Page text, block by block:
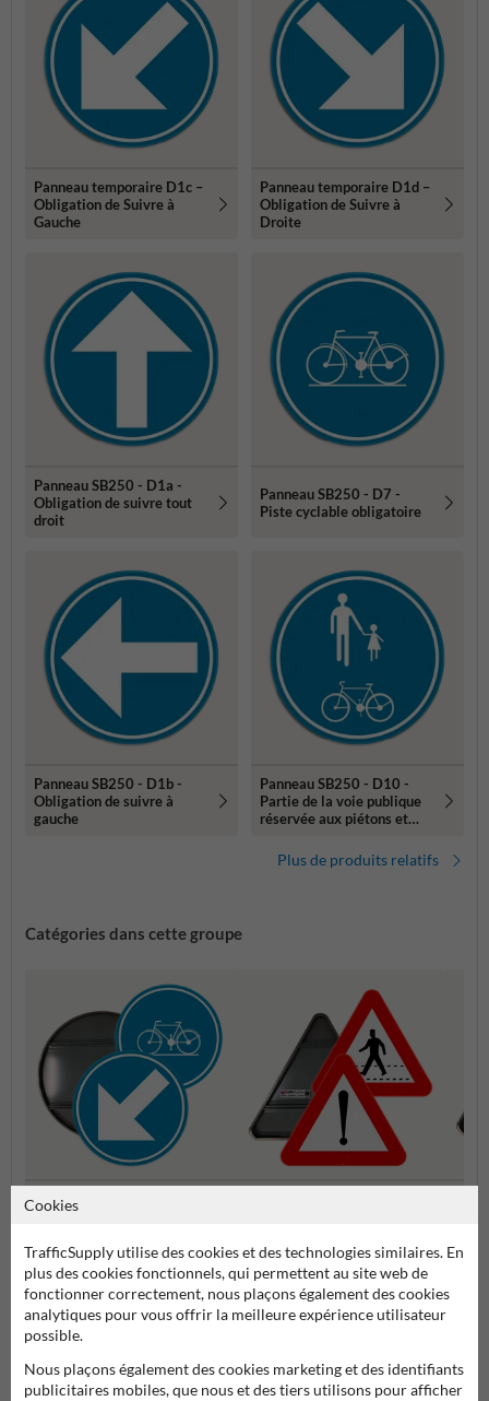
Panneau temporaire D1c –
Obligation de Suivre à
Gauche
Panneau temporaire D1d –
Obligation de Suivre à
Droite
Panneau SB250 - D1a -
Obligation de suivre tout
droit
Panneau SB250 - D7 -
Piste cyclable obligatoire
Panneau SB250 - D1b -
Obligation de suivre à
gauche
Panneau SB250 - D10 -
Partie de la voie publique
réservée aux piétons et
Plus de produits relatifs
Catégories dans cette groupe
Série D : Panneaux
d'obligation
Panneaux de signalisation SB250 officiels
Cookies
TrafficSupply utilise des cookies et des technologies similaires. En
plus des cookies fonctionnels, qui permettent au site web de
fonctionner correctement, nous plaçons également des cookies
analytiques pour vous offrir la meilleure expérience utilisateur
possible.
Nous plaçons également des cookies marketing et des identifiants
publicitaires mobiles, que nous et des tiers utilisons pour afficher